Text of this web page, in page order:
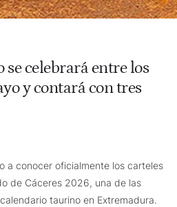
se celebrará entre los
y contará con tres
a conocer oficialmente los carteles
de Cáceres 2026, una de las
taurino en Extremadura.